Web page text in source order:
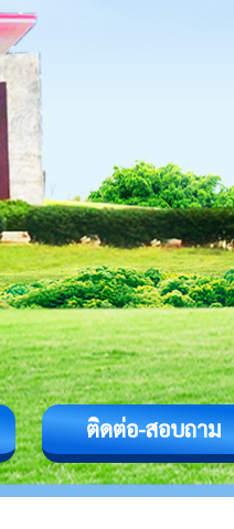
ติดต่อ-สอบถาม